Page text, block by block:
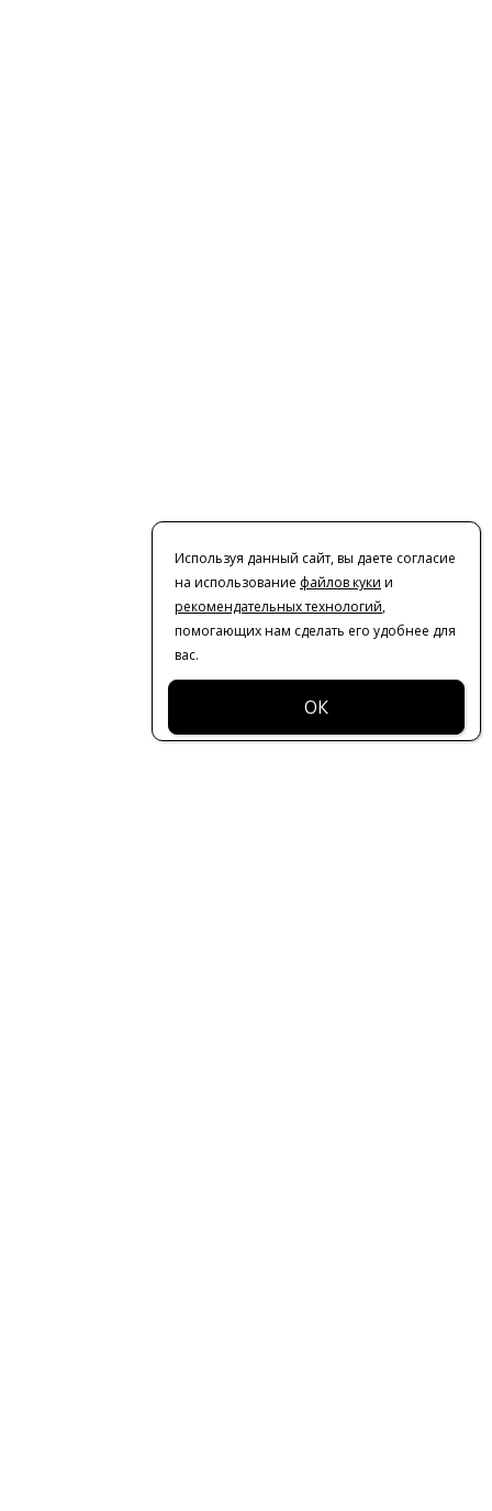
Используя данный сайт, вы даете согласие
на использование файлов куки и
рекомендательных технологий,
помогающих нам сделать его удобнее для
вас.